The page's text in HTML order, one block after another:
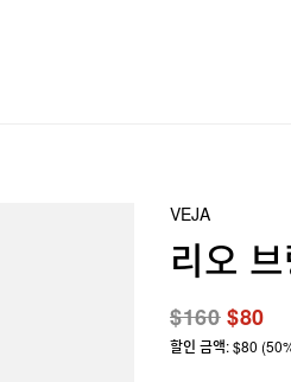
VEJA
리오
$160$80
할인 금액: $80